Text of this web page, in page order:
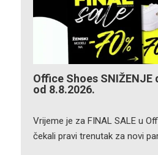
Office Shoes SNIŽENJE
od 8.8.2026.
Vrijeme je za FINAL SALE u
čekali pravi trenutak za novi